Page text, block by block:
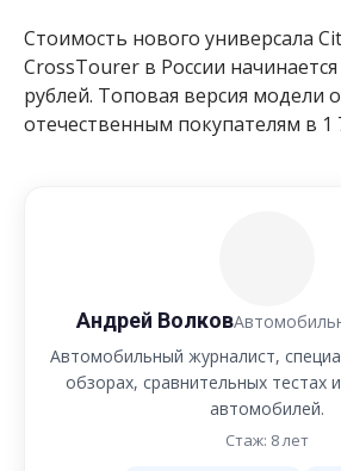
Стоимость нового универсала
CrossTourer в России начинается
рублей. Топовая версия модели
отечественным покупателям в 1
Андрей Волков
Автомобильный журналист,
обзорах, сравнительных тестах
автомобилей.
Стаж: 8 лет